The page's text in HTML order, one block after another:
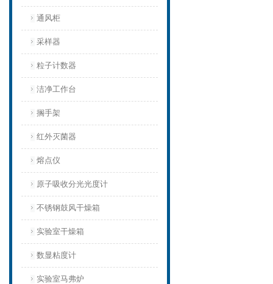
通风柜
采样器
粒子计数器
洁净工作台
搁手架
红外灭菌器
熔点仪
原子吸收分光光度计
不锈钢鼓风干燥箱
实验室干燥箱
数显粘度计
实验室马弗炉